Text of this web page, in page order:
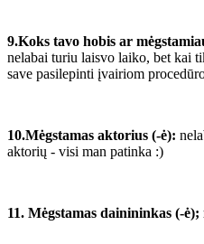
9.Koks tavo hobis ar
nelabai turiu laisvo laiko, bet kai
save pasilepinti įvairiom
10.Mėgstamas aktorius (-ė):
aktorių - visi man patinka :)
11. Mėgstamas dainininkas (-